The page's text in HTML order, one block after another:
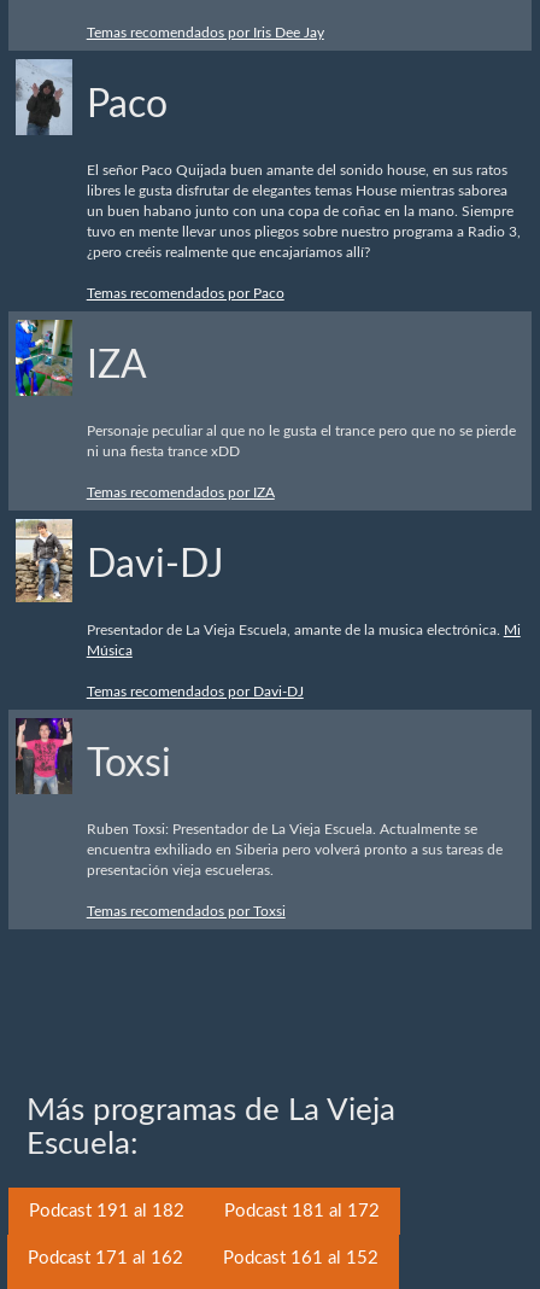
Temas recomendados por Iris Dee Jay
Paco
El señor Paco Quijada buen amante del sonido house, en sus ratos
libres le gusta disfrutar de elegantes temas House mientras saborea
un buen habano junto con una copa de coñac en la mano. Siempre
tuvo en mente llevar unos pliegos sobre nuestro programa a Radio 3,
¿pero creéis realmente que encajaríamos allí?
Temas recomendados por Paco
IZA
Personaje peculiar al que no le gusta el trance pero que no se pierde
ni una fiesta trance xDD
Temas recomendados por IZA
Davi-DJ
Presentador de La Vieja Escuela, amante de la musica electrónica. Mi
Música
Temas recomendados por Davi-DJ
Toxsi
Ruben Toxsi: Presentador de La Vieja Escuela. Actualmente se
encuentra exhiliado en Siberia pero volverá pronto a sus tareas de
presentación vieja escueleras.
Temas recomendados por Toxsi
Más programas de La Vieja
Escuela:
Podcast 191 al 182 Podcast 181 al 172
Podcast 171 al 162 Podcast 161 al 152